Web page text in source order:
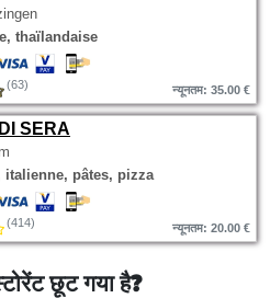
thaïlandaise
(63) न्यूनतम: 35.00 €
SERA
italienne, pâtes, pizza
(414) न्यूनतम: 20.00 €
छूट गया है?